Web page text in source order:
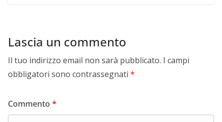
Lascia un commento
Il tuo indirizzo email non sarà pubblicato. I campi
obbligatori sono contrassegnati *
Commento *